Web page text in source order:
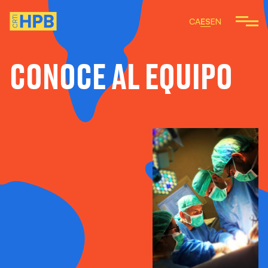
CAESEN
Y
CONOCE AL EQUIPO